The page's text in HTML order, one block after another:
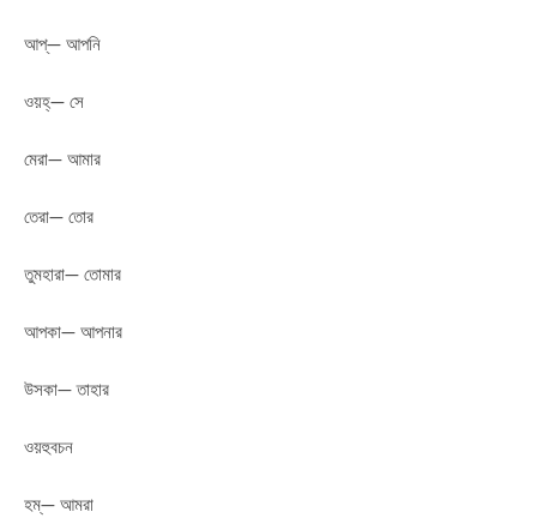
আপ্— আপনি
ওয়হ্— সে
মেরা— আমার
তেরা— তোর
তুমহারা— তোমার
আপকা— আপনার
উসকা— তাহার
ওয়হুবচন
হম্— আমরা